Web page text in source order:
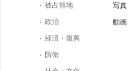
被占領地
政治
経済・復興
防衛
写真
動画